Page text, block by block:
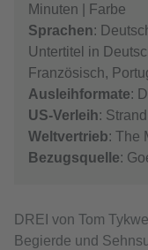
Minuten | Farbe
Sprachen:
Untertitel in
Französisch,
Ausleihformate:
US-Verleih:
Weltvertrieb: The
Bezugsquelle:
DREI von Tom
Begierde und